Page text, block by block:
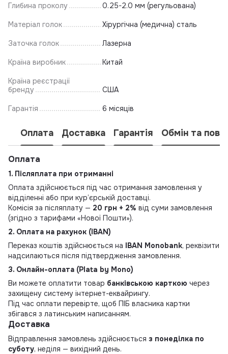
Глибина проколу 0.25-2.0 мм (регульована)
Матеріал голок Хірургічна (медична) сталь
Заточка голок Лазерна
Країна виробник Китай
Країна реєстрації
бренду
США
Гарантія 6 місяців
Оплата Доставка Гарантія Обмін та
Оплата
1. Післяплата при отриманні
Оплата здійснюється під час отримання замовлення у
відділенні або при кур’єрській доставці.
Комісія за післяплату — 20 грн + 2% від суми замовлення
(згідно з тарифами «Нової Пошти»).
2. Оплата на рахунок (IBAN)
Переказ коштів здійснюється на IBAN Monobank, реквізити
надсилаються після підтвердження замовлення.
3. Онлайн-оплата (Plata by Mono)
Ви можете оплатити товар банківською карткою через
захищену систему інтернет-еквайрингу.
Під час оплати перевірте, щоб ПІБ власника картки
збігався з латинським написанням.
Доставка
Відправлення замовлень здійснюється з понеділка по
суботу, неділя — вихідний день.